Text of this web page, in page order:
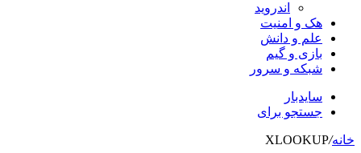
اندروید
هک و امنیت
علم و دانش
بازی و گیم
شبکه و سرور
سایدبار
جستجو برای
خانه/
XLOOKUP